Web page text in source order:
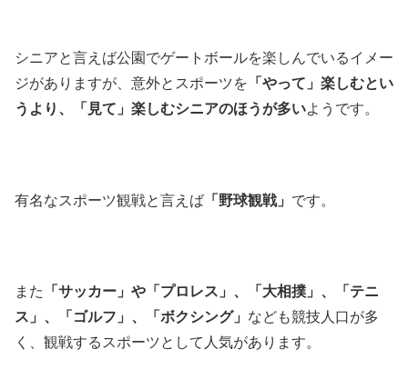
シニアと言えば公園でゲートボールを楽しんでいるイメー
ジがありますが、意外とスポーツを 「やって」楽しむとい
うより、「見て」楽しむシニアのほうが多いようです。
有名なスポーツ観戦と言えば 「野球観戦」 です。
また
「サッカー」や「プロレス」、「大相撲」、「テニ
ス」、「ゴルフ」、「ボクシング」 なども競技人口が多
く、観戦するスポーツとして人気があります。